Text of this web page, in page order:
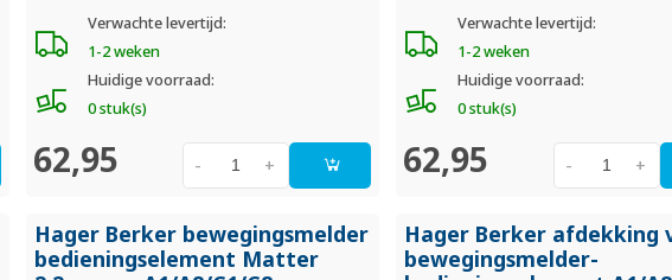
Verwachte levertijd:
1-2 weken
Huidige voorraad:
0 stuk(s)
62,95 +
-
Verwachte levertijd:
1-2 weken
Huidige voorraad:
0 stuk(s)
62,95 +
-
Hager Berker bewegingsmelder
bedieningselement Matter
Hager Berker afdekking
bewegingsmelder-